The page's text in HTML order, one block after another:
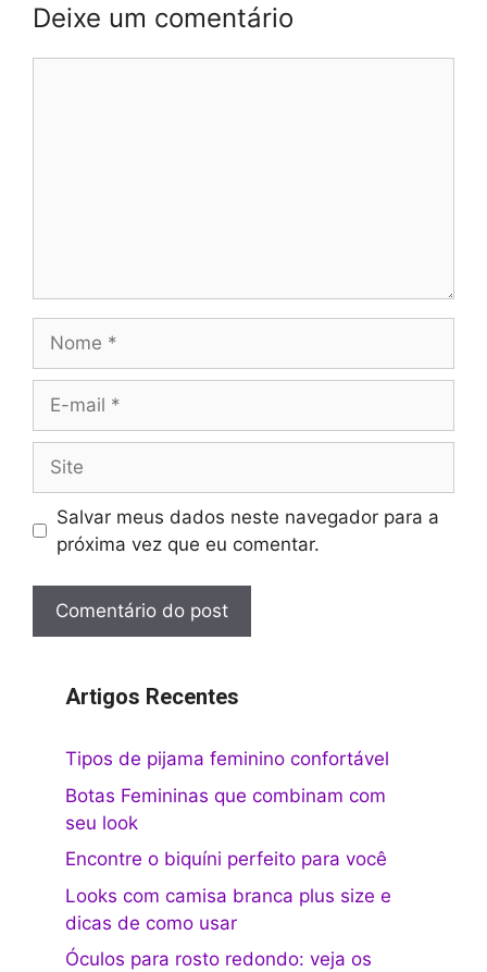
Deixe um comentário
mail
Salvar meus dados neste navegador para a
próxima vez que eu comentar.
Artigos Recentes
Tipos de pijama feminino confortável
Botas Femininas que combinam com
seu look
Encontre o biquíni perfeito para você
Looks com camisa branca plus size e
dicas de como usar
Óculos para rosto redondo: veja os